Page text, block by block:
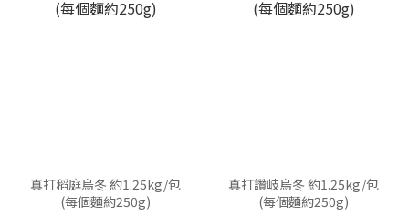
真打稻庭烏冬 約1.25kg/包
(每個麵約250g)
真打讚岐烏冬 約1.25kg/包
(每個麵約250g)